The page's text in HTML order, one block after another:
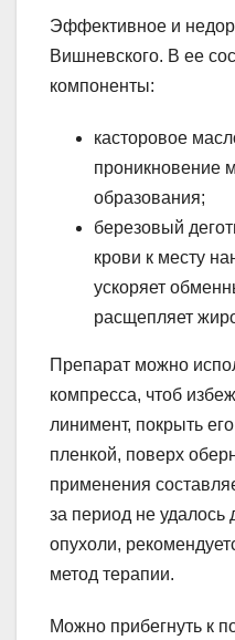
Эффективное и
Вишневского. В ее
компоненты:
касторовое
проникновение
образования;
березовый
крови к месту
ускоряет
расщепляет
Препарат можно
компресса, чтоб
линимент, покрыть
пленкой, поверх
применения
за период не удалось
опухоли,
метод терапии.
Можно прибегнуть к